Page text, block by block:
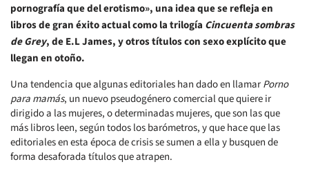
pornografía que del erotismo», una idea que se refleja en
libros de gran éxito actual como la trilogía Cincuenta sombras
de Grey, de E.L James, y otros títulos con sexo explícito que
llegan en otoño.
Una tendencia que algunas editoriales han dado en llamarPorno
para mamás, un nuevo pseudogénero comercial que quiere ir
dirigido a las mujeres, o determinadas mujeres, que son las que
más libros leen, según todos los barómetros, y que hace que las
editoriales en esta época de crisis se sumen a ella y busquen de
forma desaforada títulos que atrapen.